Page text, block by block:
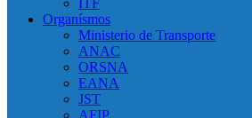
ITF
Organísmos
Ministerio de Transporte
ANAC
ORSNA
EANA
JST
AFIP